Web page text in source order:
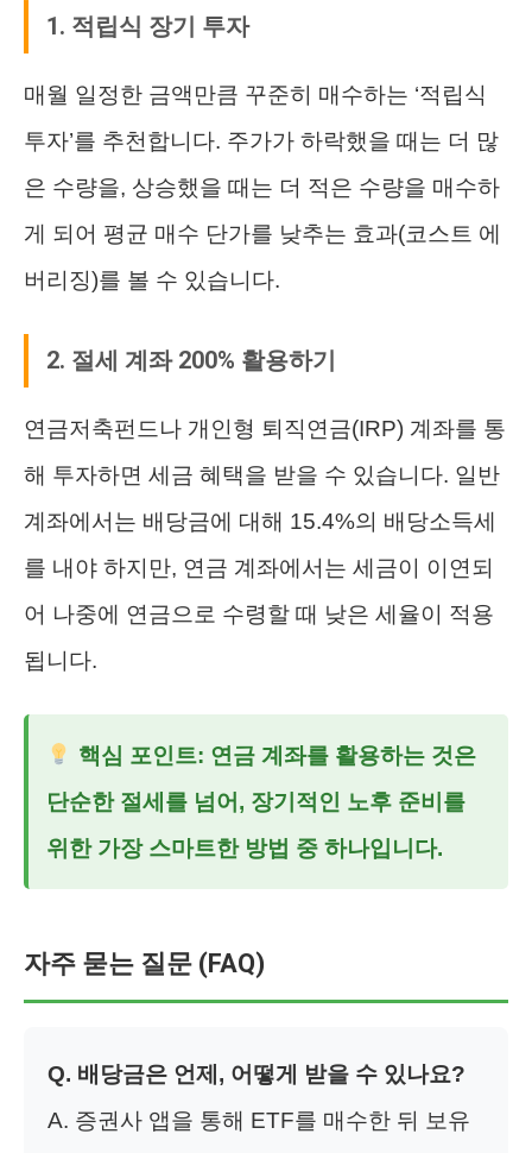
1. 적립식 장기 투자
매월 일정한 금액만큼 꾸준히 매수하는 ‘적립식
투자’를 추천합니다. 주가가 하락했을 때는 더 많
은 수량을, 상승했을 때는 더 적은 수량을 매수하
게 되어 평균 매수 단가를 낮추는 효과(코스트 에
버리징)를 볼 수 있습니다.
2. 절세 계좌 200% 활용하기
연금저축펀드나 개인형 퇴직연금(IRP) 계좌를 통
해 투자하면 세금 혜택을 받을 수 있습니다. 일반
계좌에서는 배당금에 대해 15.4%의 배당소득세
를 내야 하지만, 연금 계좌에서는 세금이 이연되
어 나중에 연금으로 수령할 때 낮은 세율이 적용
됩니다.
핵심 포인트: 연금 계좌를 활용하는 것은
단순한 절세를 넘어, 장기적인 노후 준비를
위한 가장 스마트한 방법 중 하나입니다.
자주 묻는 질문 (FAQ)
Q. 배당금은 언제, 어떻게 받을 수 있나요?
A. 증권사 앱을 통해 ETF를 매수한 뒤 보유